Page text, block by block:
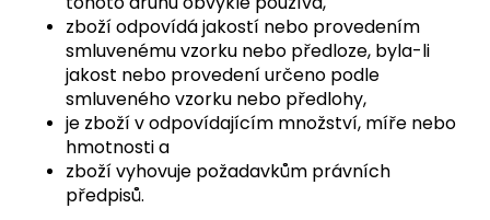
zboží odpovídá jakostí nebo provedením
smluvenému vzorku nebo předloze, byla-li
jakost nebo provedení určeno podle
smluveného vzorku nebo předlohy,
je zboží v odpovídajícím množství, míře nebo
hmotnosti a
zboží vyhovuje požadavkům právních
předpisů.